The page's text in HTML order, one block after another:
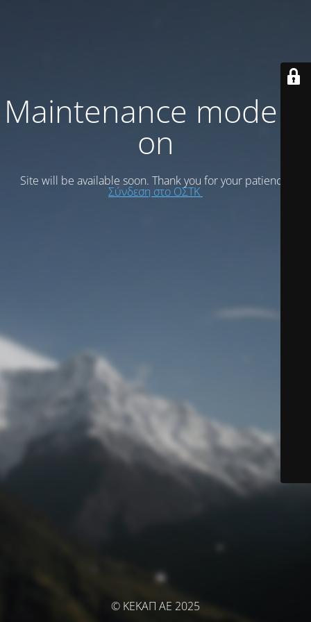
Maintenance mode is
on
Site will be available soon. Thank you for your patience!
Σύνδεση στο ΟΣΤΚ
© ΚΕΚΑΠ ΑΕ 2025